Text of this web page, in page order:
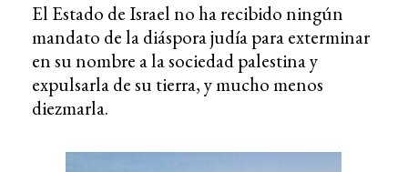
El Estado de Israel no ha recibido ningún
mandato de la diáspora judía para exterminar
en su nombre a la sociedad palestina y
expulsarla de su tierra, y mucho menos
diezmarla.